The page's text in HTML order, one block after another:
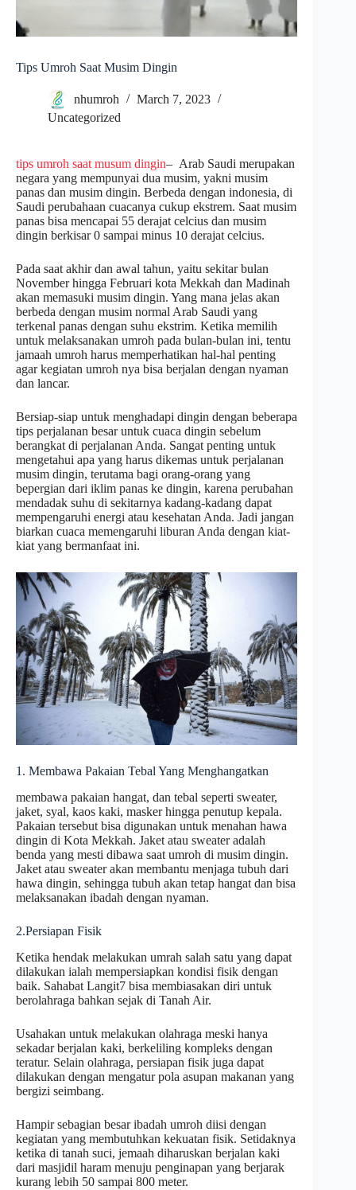
Tips Umroh Saat Musim Dingin
nhumroh
March 7, 2023
Uncategorized
tips umroh saat musum dingin– Arab Saudi merupakan
negara yang mempunyai dua musim, yakni musim
panas dan musim dingin. Berbeda dengan indonesia, di
Saudi perubahaan cuacanya cukup ekstrem. Saat musim
panas bisa mencapai 55 derajat celcius dan musim
dingin berkisar 0 sampai minus 10 derajat celcius.
Pada saat akhir dan awal tahun, yaitu sekitar bulan
November hingga Februari kota Mekkah dan Madinah
akan memasuki musim dingin. Yang mana jelas akan
berbeda dengan musim normal Arab Saudi yang
terkenal panas dengan suhu ekstrim. Ketika memilih
untuk melaksanakan umroh pada bulan-bulan ini, tentu
jamaah umroh harus memperhatikan hal-hal penting
agar kegiatan umroh nya bisa berjalan dengan nyaman
dan lancar.
Bersiap-siap untuk menghadapi dingin dengan beberapa
tips perjalanan besar untuk cuaca dingin sebelum
berangkat di perjalanan Anda. Sangat penting untuk
mengetahui apa yang harus dikemas untuk perjalanan
musim dingin, terutama bagi orang-orang yang
bepergian dari iklim panas ke dingin, karena perubahan
mendadak suhu di sekitarnya kadang-kadang dapat
mempengaruhi energi atau kesehatan Anda. Jadi jangan
biarkan cuaca memengaruhi liburan Anda dengan kiat-
kiat yang bermanfaat ini.
1. Membawa Pakaian Tebal Yang Menghangatkan
membawa pakaian hangat, dan tebal seperti sweater,
jaket, syal, kaos kaki, masker hingga penutup kepala.
Pakaian tersebut bisa digunakan untuk menahan hawa
dingin di Kota Mekkah. Jaket atau sweater adalah
benda yang mesti dibawa saat umroh di musim dingin.
Jaket atau sweater akan membantu menjaga tubuh dari
hawa dingin, sehingga tubuh akan tetap hangat dan bisa
melaksanakan ibadah dengan nyaman.
2.Persiapan Fisik
Ketika hendak melakukan umrah salah satu yang dapat
dilakukan ialah mempersiapkan kondisi fisik dengan
baik. Sahabat Langit7 bisa membiasakan diri untuk
berolahraga bahkan sejak di Tanah Air.
Usahakan untuk melakukan olahraga meski hanya
sekadar berjalan kaki, berkeliling kompleks dengan
teratur. Selain olahraga, persiapan fisik juga dapat
dilakukan dengan mengatur pola asupan makanan yang
bergizi seimbang.
Hampir sebagian besar ibadah umroh diisi dengan
kegiatan yang membutuhkan kekuatan fisik. Setidaknya
ketika di tanah suci, jemaah diharuskan berjalan kaki
dari masjidil haram menuju penginapan yang berjarak
kurang lebih 50 sampai 800 meter.